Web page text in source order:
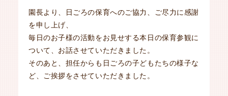
園長より、日ごろの保育へのご協力、ご尽力に感謝
を申し上げ、
毎日のお子様の活動をお見せする本日の保育参観に
ついて、お話させていただきました。
そのあと、担任からも日ごろの子どもたちの様子な
ど、ご挨拶をさせていただきました。